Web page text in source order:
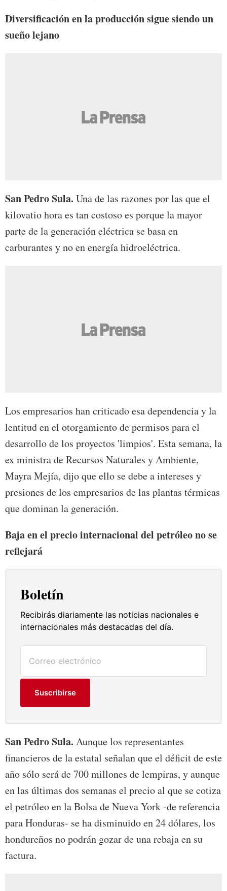
Diversificación en la producción sigue siendo un
sueño lejano
San Pedro Sula. Una de las razones por las que el
kilovatio hora es tan costoso es porque la mayor
parte de la generación eléctrica se basa en
carburantes y no en energía hidroeléctrica.
Los empresarios han criticado esa dependencia y la
lentitud en el otorgamiento de permisos para el
desarrollo de los proyectos 'limpios'. Esta semana, la
ex ministra de Recursos Naturales y Ambiente,
Mayra Mejía, dijo que ello se debe a intereses y
presiones de los empresarios de las plantas térmicas
que dominan la generación.
Baja en el precio internacional del petróleo no se
reflejará
Boletín
Recibirás diariamente las noticias nacionales e
internacionales más destacadas del día.
Suscribirse
San Pedro Sula. Aunque los representantes
financieros de la estatal señalan que el déficit de este
año sólo será de 700 millones de lempiras, y aunque
en las últimas dos semanas el precio al que se cotiza
el petróleo en la Bolsa de Nueva York -de referencia
para Honduras- se ha disminuido en 24 dólares, los
hondureños no podrán gozar de una rebaja en su
factura.